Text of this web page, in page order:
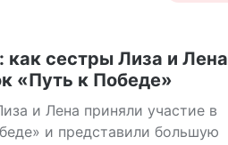
сестры Лиза и Лена
«Путь к Победе»
и Лена приняли участие в
и представили большую